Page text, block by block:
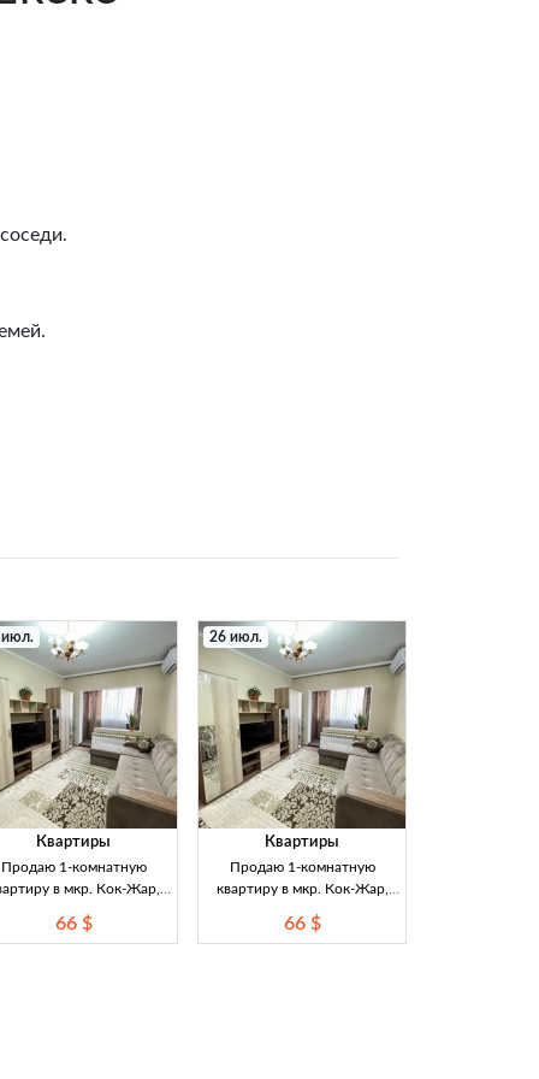
июл.
Квартиры
Продаю 1-комнатную
в мкр. Кок-Жар,
лоджия утеплённая,
66 $
26 июл.
Квартиры
Продаю 1-комнатную
квартиру в мкр. Кок-Жар,
ремонтом и мебелью — 35 м²
66 $